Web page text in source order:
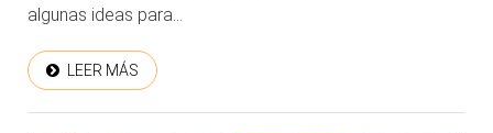
algunas ideas para...
LEER MÁS